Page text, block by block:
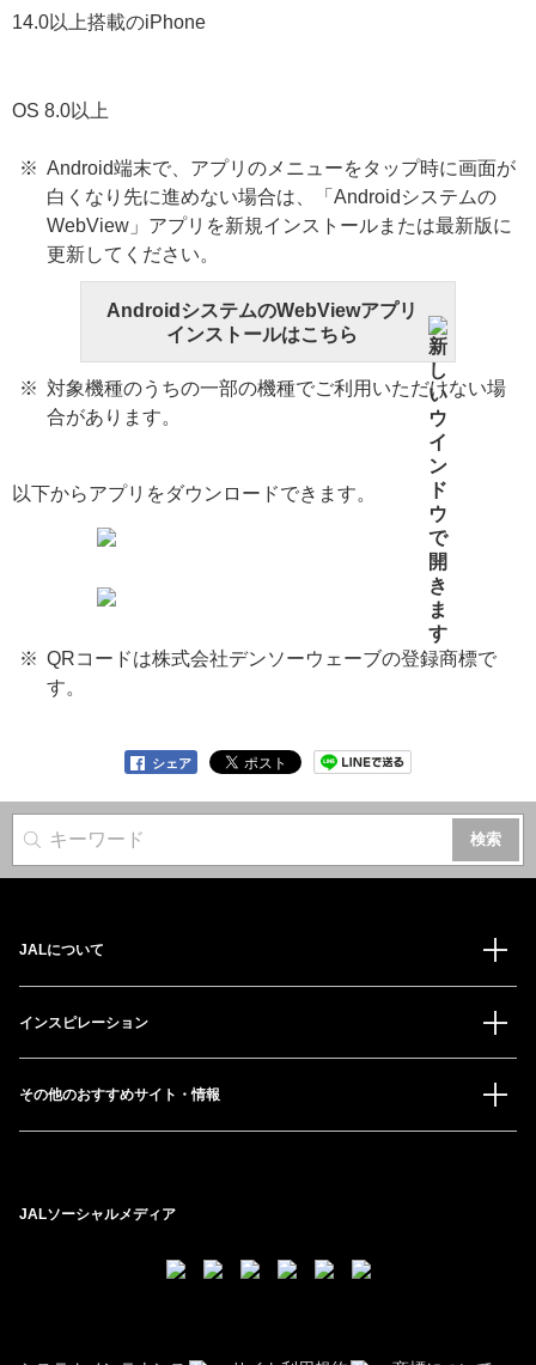
14.0以上搭載のiPhone
OS 8.0以上
Android端末で、アプリのメニューをタップ時に画面が
白くなり先に進めない場合は、「Androidシステムの
WebView」アプリを新規インストールまたは最新版に
更新してください。
AndroidシステムのWebViewアプリ
インストールはこちら
対象機種のうちの一部の機種でご利用いただけない場
合があります。
以下からアプリをダウンロードできます。
QRコードは株式会社デンソーウェーブの登録商標で
す。
シェア
サイト内検索
JALについて
インスピレーション
その他のおすすめサイト・情報
JALソーシャルメディア